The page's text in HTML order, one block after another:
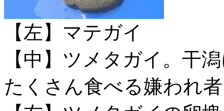
【左】マテガイ
【中】ツメタガイ。干
たくさん食べる嫌われ